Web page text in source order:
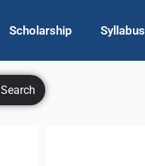
Scholarship Syllabus
Search